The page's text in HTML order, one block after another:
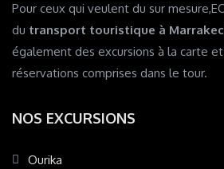
Pour ceux qui veulent du sur
du transport touristique à
également des excursions à la carte
réservations comprises dans le tour.
NOS EXCURSIONS
Ourika